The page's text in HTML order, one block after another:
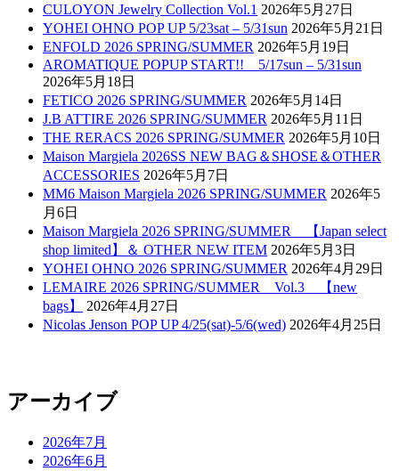
CULOYON Jewelry Collection Vol.1 2026年5月27日
YOHEI OHNO POP UP 5/23sat – 5/31sun 2026年5月21日
ENFOLD 2026 SPRING/SUMMER 2026年5月19日
AROMATIQUE POPUP START!! 5/17sun – 5/31sun
2026年5月18日
FETICO 2026 SPRING/SUMMER 2026年5月14日
J.B ATTIRE 2026 SPRING/SUMMER 2026年5月11日
THE RERACS 2026 SPRING/SUMMER 2026年5月10日
Maison Margiela 2026SS NEW BAG＆SHOSE＆OTHER
ACCESSORIES 2026年5月7日
MM6 Maison Margiela 2026 SPRING/SUMMER 2026年5
月6日
Maison Margiela 2026 SPRING/SUMMER 【Japan select
shop limited】＆ OTHER NEW ITEM 2026年5月3日
YOHEI OHNO 2026 SPRING/SUMMER 2026年4月29日
LEMAIRE 2026 SPRING/SUMMER Vol.3 【new
bags】
2026年4月27日
Nicolas Jenson POP UP 4/25(sat)-5/6(wed) 2026年4月25日
アーカイブ
2026年7月
2026年6月